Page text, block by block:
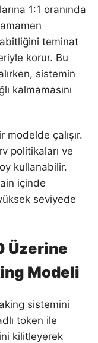
1:1 oranında
teminat
korur. Bu
sistemin
kalmamasını
modelde çalışır.
politikaları ve
kullanabilir.
içinde
seviyede
Üzerine
Modeli
sistemini
token ile
kilitleyerek